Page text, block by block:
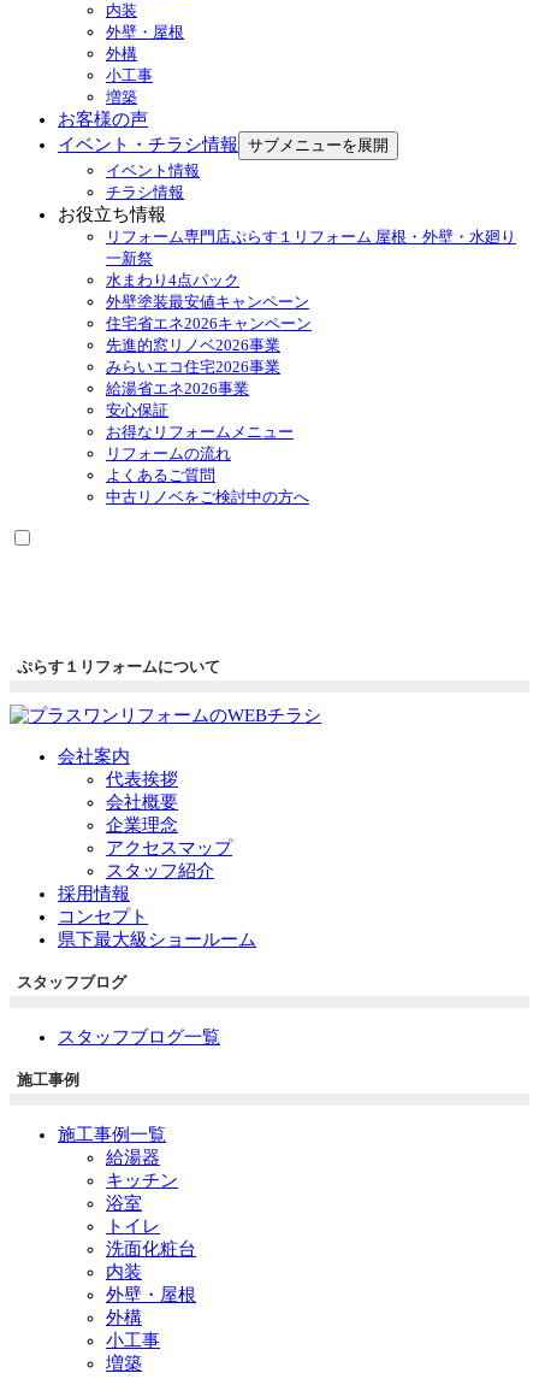
内装
外壁・屋根
外構
小工事
増築
お客様の声
イベント・チラシ情報 サブメニューを展開
イベント情報
チラシ情報
お役立ち情報
リフォーム専門店ぷらす１リフォーム 屋根・外壁・水廻り
一新祭
水まわり4点パック
外壁塗装最安値キャンペーン
住宅省エネ2026キャンペーン
先進的窓リノベ2026事業
みらいエコ住宅2026事業
給湯省エネ2026事業
安心保証
お得なリフォームメニュー
リフォームの流れ
よくあるご質問
中古リノベをご検討中の方へ
ぷらす１リフォームについて
会社案内
代表挨拶
会社概要
企業理念
アクセスマップ
スタッフ紹介
採用情報
コンセプト
県下最大級ショールーム
スタッフブログ
スタッフブログ一覧
施工事例
施工事例一覧
給湯器
キッチン
浴室
トイレ
洗面化粧台
内装
外壁・屋根
外構
小工事
増築